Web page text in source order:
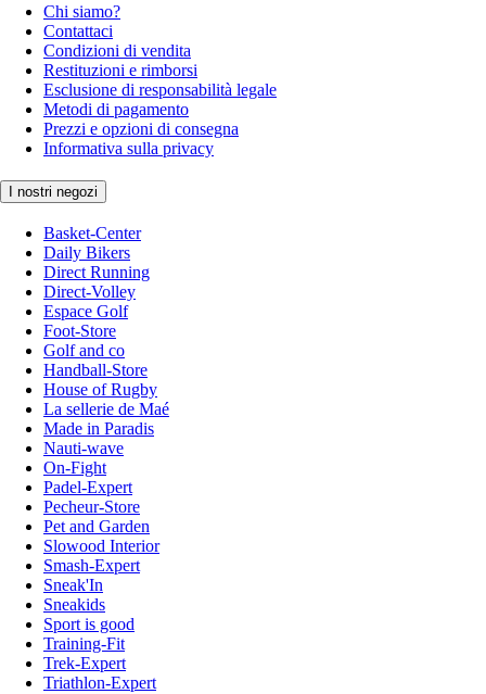
Chi siamo?
Contattaci
Condizioni di vendita
Restituzioni e rimborsi
Esclusione di responsabilità legale
Metodi di pagamento
Prezzi e opzioni di consegna
Informativa sulla privacy
I nostri negozi
Basket-Center
Daily Bikers
Direct Running
Direct-Volley
Espace Golf
Foot-Store
Golf and co
Handball-Store
House of Rugby
La sellerie de Maé
Made in Paradis
Nauti-wave
On-Fight
Padel-Expert
Pecheur-Store
Pet and Garden
Slowood Interior
Smash-Expert
Sneak'In
Sneakids
Sport is good
Training-Fit
Trek-Expert
Triathlon-Expert